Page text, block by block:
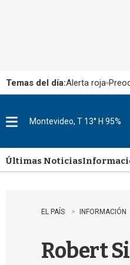
Temas del día:Alerta roja
u
Montevideo, T 13° H 95%
Últimas Noticias
EL PAÍS INFORMACIÓN
Robert